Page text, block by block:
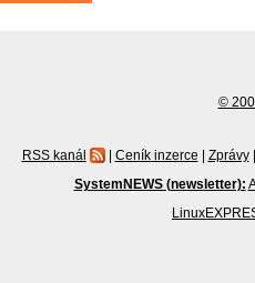
©
RSS kanál | Ceník inzerce | Zprávy |
SystemNEWS (newsletter):